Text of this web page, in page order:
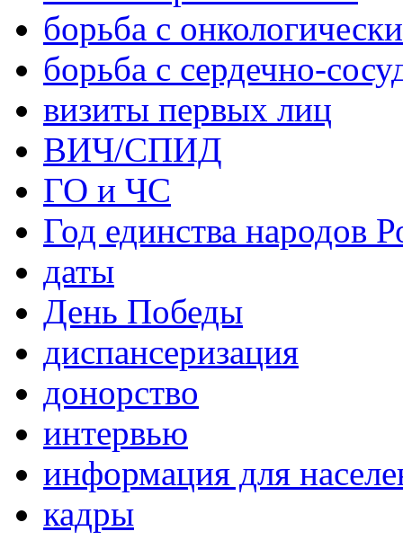
борьба с
борьба с сердечно-
визиты первых лиц
ВИЧ/СПИД
ГО и ЧС
Год единства народов
даты
День Победы
диспансеризация
донорство
интервью
информация для
кадры